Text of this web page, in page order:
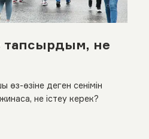
тапсырдым, не
өз-өзіне деген сенімін
не істеу керек?